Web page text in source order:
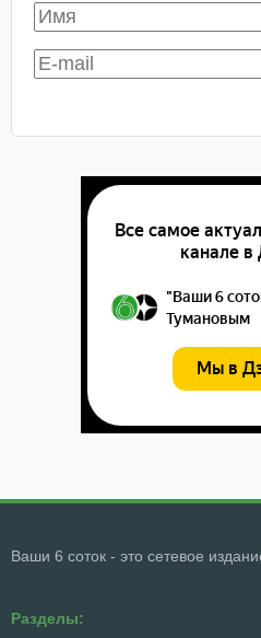
Ваши 6 соток - это сетевое
Разделы: